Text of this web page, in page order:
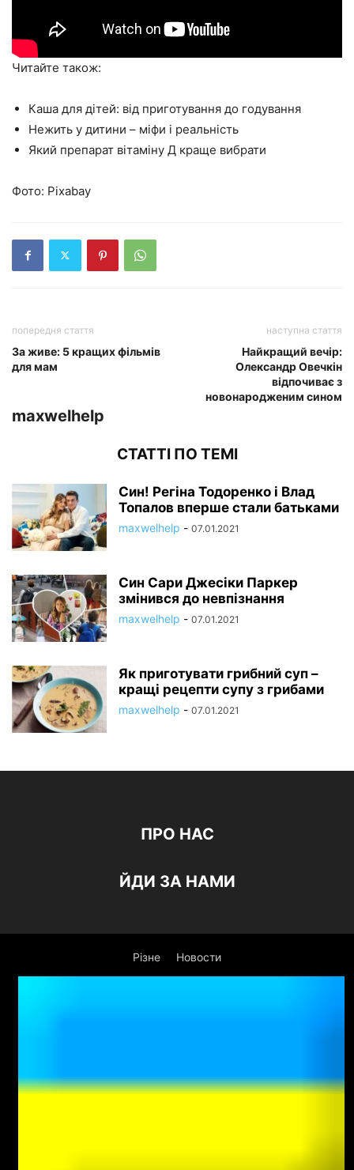
Читайте також:
Каша для дітей: від приготування до годування
Нежить у дитини – міфи і реальність
Який препарат вітаміну Д краще вибрати
Фото: Pixabay
попередня стаття
За живе: 5 кращих фільмів
для мам
наступна стаття
Найкращий вечір:
Олександр Овечкін
відпочиває з
новонародженим сином
maxwelhelp
СТАТТІ ПО ТЕМІ
Син! Регіна Тодоренко і Влад
Топалов вперше стали батьками
maxwelhelp - 07.01.2021
Син Сари Джесіки Паркер
змінився до невпізнання
maxwelhelp - 07.01.2021
Як приготувати грибний суп –
кращі рецепти супу з грибами
maxwelhelp - 07.01.2021
ПРО НАС
ЙДИ ЗА НАМИ
Різне Новости